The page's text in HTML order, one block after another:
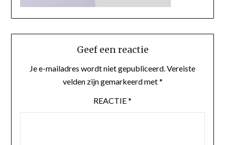
Geef een reactie
Je e-mailadres wordt niet gepubliceerd. Vereiste
velden zijn gemarkeerd met*
REACTIE*